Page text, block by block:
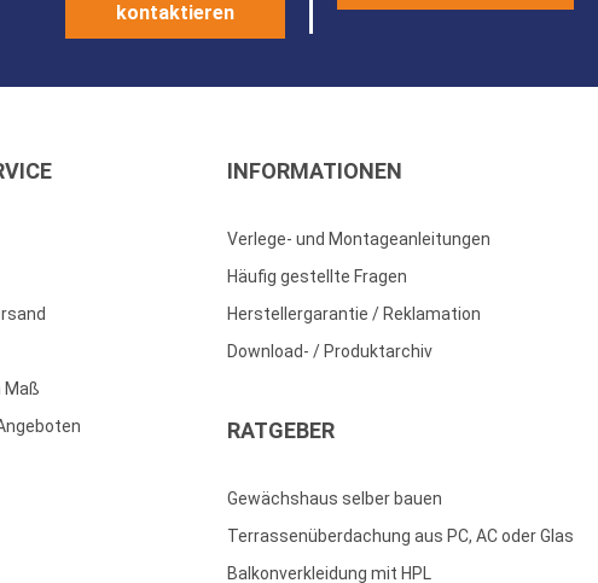
kontaktieren
Maß
INFORMATIONEN
Verlege- und Montageanleitungen
Häufig gestellte Fragen
Herstellergarantie / Reklamation
Download- / Produktarchiv
RATGEBER
Gewächshaus selber bauen
Terrassenüberdachung aus PC, AC oder Glas
Balkonverkleidung mit HPL